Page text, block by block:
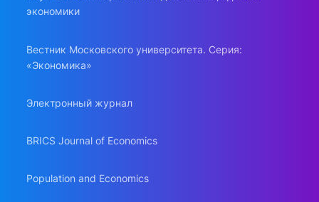
экономики
Вестник Московского университета. Серия:
«Экономика»
Электронный журнал
BRICS Journal of Economics
Population and Economics